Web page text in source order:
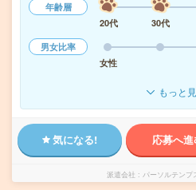
年齢層
20代
30代
男女比率
女性
もっと
気になる! 応募へ
派遣会社 パーソルテンプ